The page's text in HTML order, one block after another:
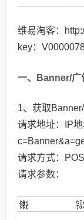
维易淘客：
key：
一、Banner/广
1、获取
请求地址：IP
请求方式：
请求参数：